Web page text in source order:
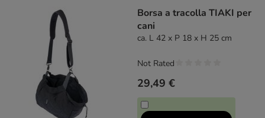
Borsa a tracolla TIAKI per
cani
ca. L 42 x P 18 x H 25 cm
29,49 €
Not Rated